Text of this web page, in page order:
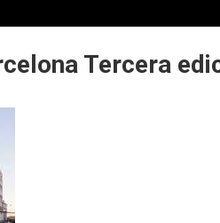
Tercera